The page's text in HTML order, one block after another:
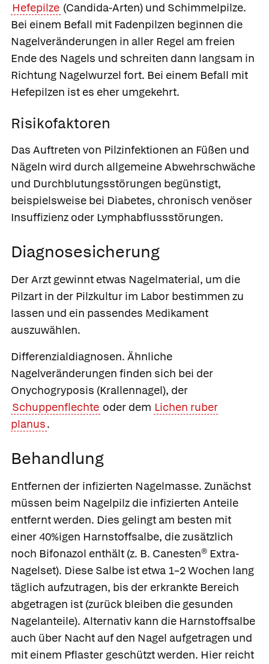
Hefepilze (Candida-Arten) und Schimmelpilze.
Bei einem Befall mit Fadenpilzen beginnen die
Nagelveränderungen in aller Regel am freien
Ende des Nagels und schreiten dann langsam in
Richtung Nagelwurzel fort. Bei einem Befall mit
Hefepilzen ist es eher umgekehrt.
Risikofaktoren
Das Auftreten von Pilzinfektionen an Füßen und
Nägeln wird durch allgemeine Abwehrschwäche
und Durchblutungsstörungen begünstigt,
beispielsweise bei Diabetes, chronisch venöser
Insuffizienz oder Lymphabflussstörungen.
Diagnosesicherung
Der Arzt gewinnt etwas Nagelmaterial, um die
Pilzart in der Pilzkultur im Labor bestimmen zu
lassen und ein passendes Medikament
auszuwählen.
Differenzialdiagnosen. Ähnliche
Nagelveränderungen finden sich bei der
Onychogryposis (Krallennagel), der
Schuppenflechte oder dem Lichen ruber
planus.
Behandlung
Entfernen der infizierten Nagelmasse. Zunächst
müssen beim Nagelpilz die infizierten Anteile
entfernt werden. Dies gelingt am besten mit
einer 40%igen Harnstoffsalbe, die zusätzlich
noch Bifonazol enthält (z. B. Canesten® Extra-
Nagelset). Diese Salbe ist etwa 1–2 Wochen lang
täglich aufzutragen, bis der erkrankte Bereich
abgetragen ist (zurück bleiben die gesunden
Nagelanteile). Alternativ kann die Harnstoffsalbe
auch über Nacht auf den Nagel aufgetragen und
mit einem Pflaster geschützt werden. Hier reicht